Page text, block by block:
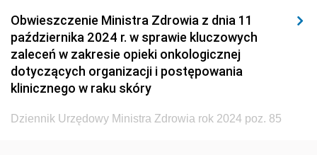
Społecznej
Dziennik Urzędowy Ministra Spraw Zagranicznych
Dziennik Urzędowy Urzędu Lotnictwa Cywilnego
Dziennik Urzędowy Komisji Nadzoru Finansowego
Dziennik Urzędowy Ministerstwa Hutnictwa i
Obwieszczenie Ministra Zdrowia z dnia 11
października 2024 r. w sprawie kluczowych
zaleceń w zakresie opieki onkologicznej
dotyczących organizacji i postępowania
klinicznego w raku skóry
Dziennik Urzędowy Ministra Zdrowia rok 2024 poz. 85